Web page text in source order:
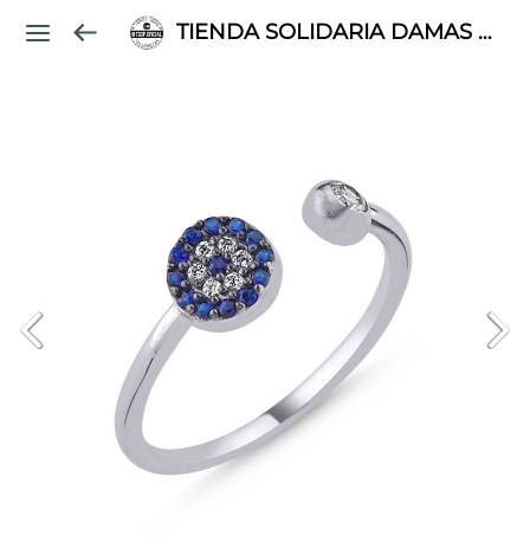
TIENDA SOLIDARIA DAMAS PALESTINAS